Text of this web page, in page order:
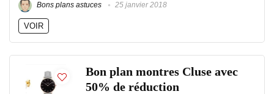
Bons plans astuces 25 janvier 2018
VOIR
Bon plan montres Cluse avec
50% de réduction